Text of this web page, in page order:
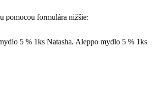
pomocou formulára nižšie:
Natasha, Aleppo mydlo 5 % 1ks